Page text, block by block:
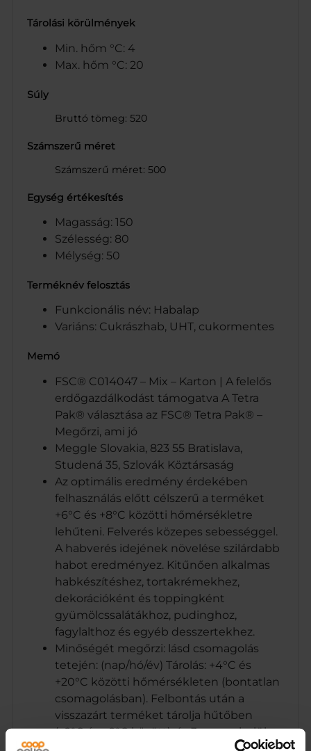
Tárolási körülmények
Min. hőm °C: 4
Max. hőm °C: 20
Súly
Bruttó tömeg: 520
Számszerű méret
Számszerű méret: 500
Egység értékesítés
Magasság: 150
Szélesség: 80
Mélység: 50
Terméknév felosztás
Funkcionális név: Habalap
Variáns: Cukrászhab, UHT, cukormentes
Memó
FSC® C014047 – Mix – Karton | A felelős
erdőgazdálkodást támogatva A Tetra
Pak® választása az FSC® Tetra Pak® –
Megőrzi, ami jó
Meggle Slovakia, 823 55 Bratislava,
Studená 35, Szlovák Köztársaság
Az optimális eredmény érdekében
felhasználás előtt célszerű a terméket
+6°C és +8°C közötti hőmérsékletre
lehűteni. Felverés közepes sebességgel.
A habverés idejének növelése szilárdabb
habot eredményez. Kitűnően alkalmas
habkészítéshez, tortakrémekhez,
dekorációként és toppingként
gyümölcssalátákhoz, pudinghoz,
fagylalthoz és egyéb desszertekhez.
Minőségét megőrzi: lásd csomagolás
tetején: (nap/hó/év) Tárolás: +4°C és
+20°C közötti hőmérsékleten (bontatlan
csomagolásban). Felbontás után a
visszazárt terméket tárolja hűtőben
(+2°C és +8°C között), és 3 napon belül